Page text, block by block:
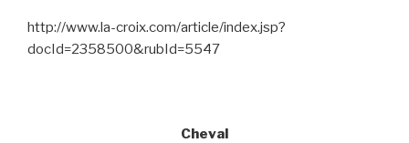
http://www.la-croix.com/article/index.jsp?
docId=2358500&rubId=5547
Cheval